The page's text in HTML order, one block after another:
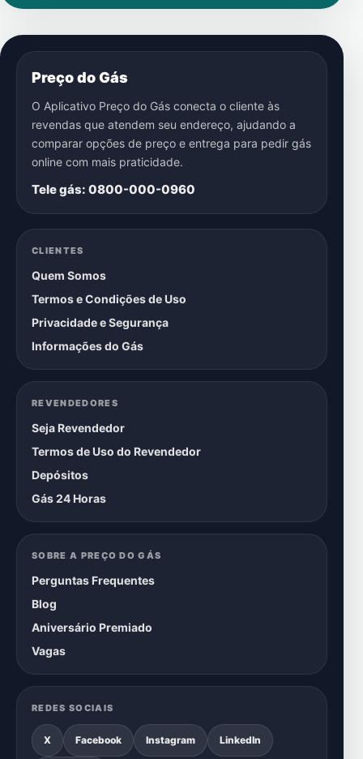
Preço do Gás
O Aplicativo Preço do Gás conecta o cliente às
revendas que atendem seu endereço, ajudando a
comparar opções de preço e entrega para pedir gás
online com mais praticidade.
Tele gás: 0800-000-0960
CLIENTES
Quem Somos
Termos e Condições de Uso
Privacidade e Segurança
Informações do Gás
REVENDEDORES
Seja Revendedor
Termos de Uso do Revendedor
Depósitos
Gás 24 Horas
SOBRE A PREÇO DO GÁS
Perguntas Frequentes
Blog
Aniversário Premiado
Vagas
REDES SOCIAIS
X Facebook Instagram LinkedIn